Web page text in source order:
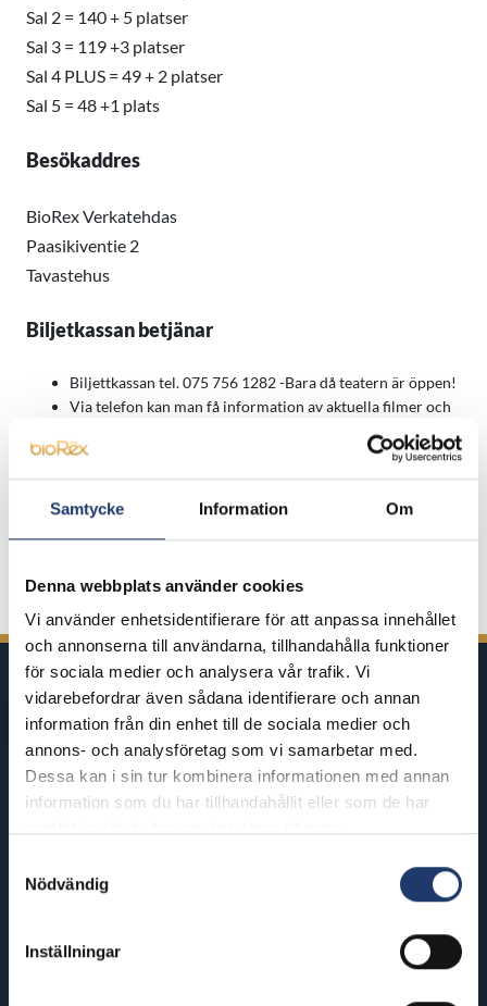
Samtycke Information Om
Denna webbplats använder cookies
Vi använder enhetsidentifierare för att anpassa innehållet
och annonserna till användarna, tillhandahålla funktioner
för sociala medier och analysera vår trafik. Vi
vidarebefordrar även sådana identifierare och annan
information från din enhet till de sociala medier och
annons- och analysföretag som vi samarbetar med.
Dessa kan i sin tur kombinera informationen med annan
information som du har tillhandahållit eller som de har
Nödvändig
Inställningar
Sal 2 = 140 + 5 platser
Sal 3 = 119 +3 platser
Sal 4 PLUS = 49 + 2 platser
Sal 5 = 48 +1 plats
Besökaddres
BioRex Verkatehdas
Paasikiventie 2
Tavastehus
Biljetkassan betjänar
Biljettkassan tel. 075 756 1282 -Bara då teatern är öppen!
Via telefon kan man få information av aktuella filmer och
Ta i beaktande, att biljettkassan inte tar emot
reservationer via telefon.
Biljettkassan öppnas en halv timme (30min) före dagens
Biljettpriser
BioRex har 12 biografer runt om i
Finland
BioRex Tripla